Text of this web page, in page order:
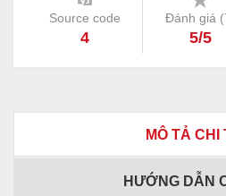
Source code
4
Đánh giá (
5/5
MÔ TẢ CHI
HƯỚNG DẪN